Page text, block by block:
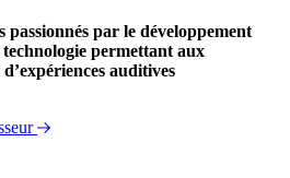
passionnés par le développement
permettant aux
auditives